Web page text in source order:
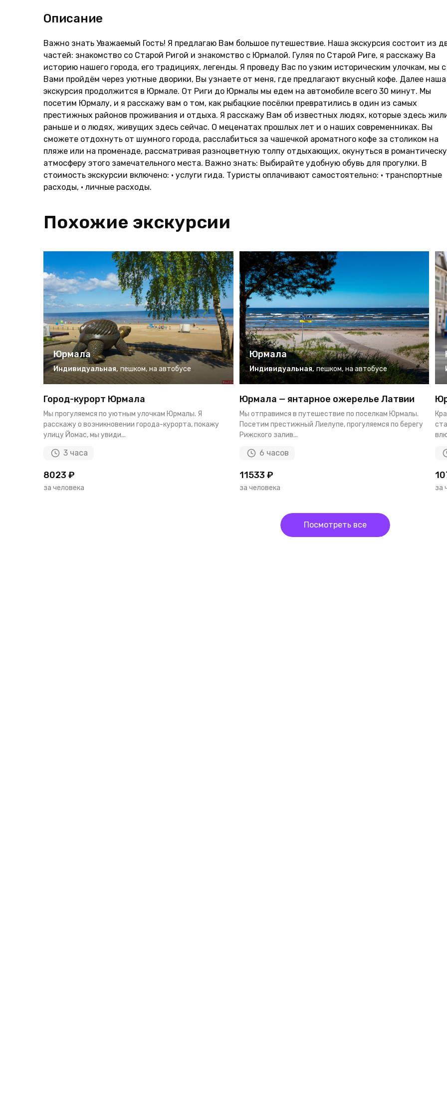
Описание
Важно знать Уважаемый Гость! Я предлагаю Вам большое путешествие. Наша экскурсия состоит из
частей: знакомство со Старой Ригой и знакомство с Юрмалой. Гуляя по Старой Риге, я расскажу Ва
историю нашего города, его традициях, легенды. Я проведу Вас по узким историческим улочкам, мы с
Вами пройдём через уютные дворики, Вы узнаете от меня, где предлагают вкусный кофе. Далее наша
экскурсия продолжится в Юрмале. От Риги до Юрмалы мы едем на автомобиле всего 30 минут. Мы
посетим Юрмалу, и я расскажу вам о том, как рыбацкие посёлки превратились в один из самых
престижных районов проживания и отдыха. Я расскажу Вам об известных людях, которые здесь
раньше и о людях, живущих здесь сейчас. О меценатах прошлых лет и о наших современниках. Вы
сможете отдохнуть от шумного города, расслабиться за чашечкой ароматного кофе за столиком на
пляже или на променаде, рассматривая разноцветную толпу отдыхающих, окунуться в
атмосферу этого замечательного места. Важно знать: Выбирайте удобную обувь для прогулки. В
стоимость экскурсии включено: • услуги гида. Туристы оплачивают самостоятельно: • транспортные
расходы, • личные расходы.
Похожие экскурсии
Юрмала
Индивидуальная, пешком, на автобусе
Город-курорт Юрмала
Мы прогуляемся по уютным улочкам Юрмалы. Я
расскажу о возникновении города-курорта, покажу
улицу Йомас, мы увиди...
3 часа
8023 ₽
за человека
Юрмала
Индивидуальная, пешком, на автобусе
Юрмала — янтарное ожерелье Латвии
Мы отправимся в путешествие по поселкам Юрмалы.
Посетим престижный Лиелупе, прогуляемся по берегу
Рижского залив...
6 часов
11533 ₽
за человека за
Посмотреть все